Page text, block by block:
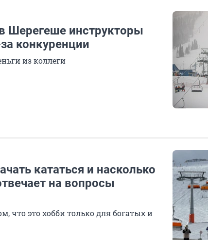
Шерегеше инструкторы
конкуренции
из коллеги
кататься и насколько
на вопросы
что это хобби только для богатых и